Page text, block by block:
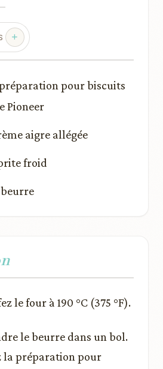
préparation pour biscuits
Pioneer
aigre allégée
froid
beurre
le four à 190 °C (375 °F).
le beurre dans un bol.
la préparation pour